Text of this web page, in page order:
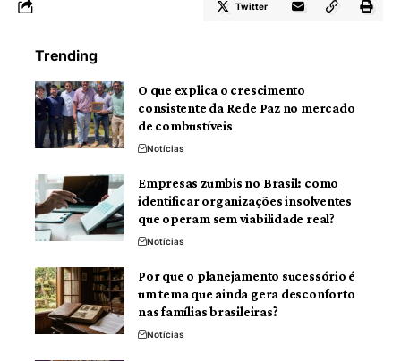
Twitter
Trending
O que explica o crescimento
consistente da Rede Paz no mercado
de combustíveis
Notícias
Empresas zumbis no Brasil: como
identificar organizações insolventes
que operam sem viabilidade real?
Notícias
Por que o planejamento sucessório é
um tema que ainda gera desconforto
nas famílias brasileiras?
Notícias